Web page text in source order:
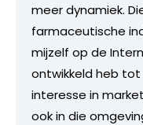
meer dynamiek.
farmaceutische
mijzelf op de
ontwikkeld heb
interesse in
ook in die